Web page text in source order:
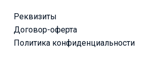
Реквизиты
Договор-оферта
Политика конфиденциальности